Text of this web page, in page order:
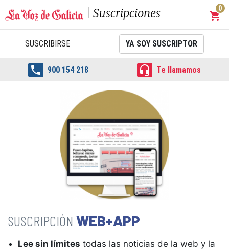
Suscripciones shopping_cart
0
SUSCRIBIRSE YA SOY SUSCRIPTOR
 900 154 218  Te llamamos
WEB+APP
Lee sin límites todas las noticias de la web y la